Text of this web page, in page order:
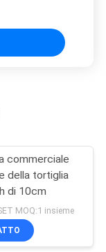
commerciale
della tortiglia
di 10cm
MOQ:1 insieme